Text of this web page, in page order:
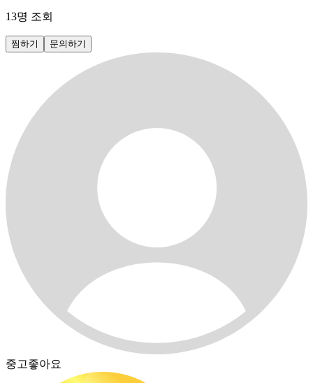
13명 조회
찜하기 문의하기
중고좋아요